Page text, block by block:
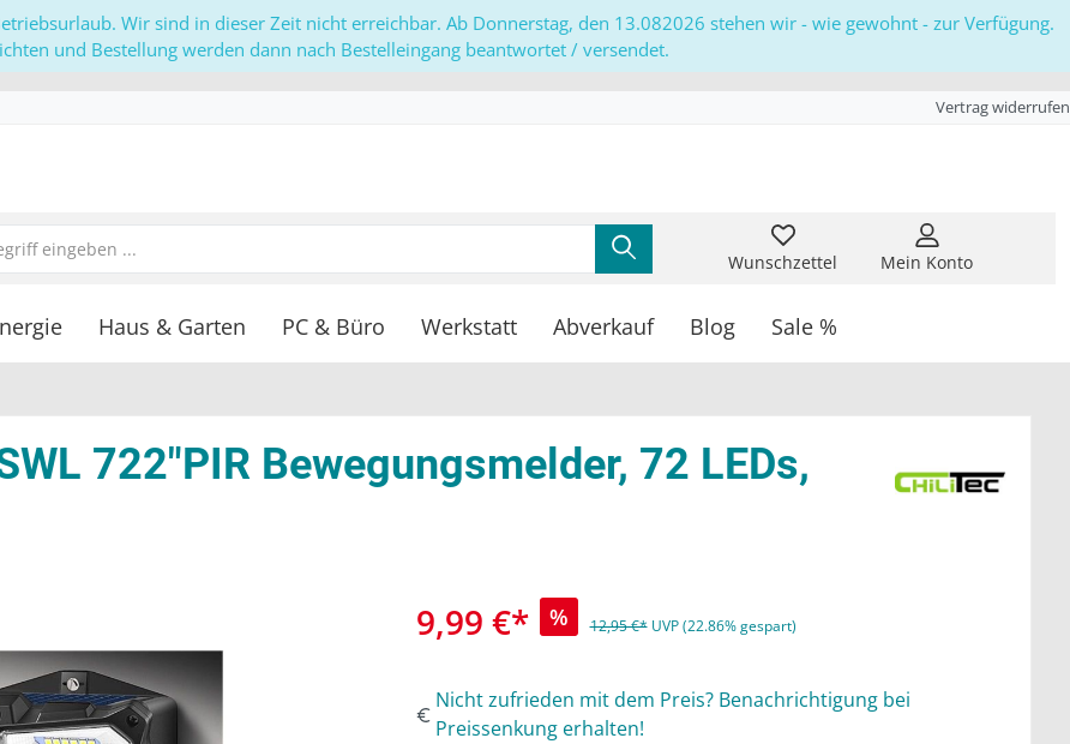
Wir sind in dieser Zeit nicht erreichbar. Ab Donnerstag, den 13.082026 stehen wir - wie gewohnt - zur Verfügung.
und Bestellung werden dann nach Bestelleingang beantwortet / versendet.
Vertrag widerrufen
Wunschzettel Mein Konto
Haus & Garten PC & Büro Werkstatt Abverkauf Blog Sale %
722"PIR Bewegungsmelder, 72 LEDs,
9,99 €* % 12,95 €* UVP (22.86% gespart)
Nicht zufrieden mit dem Preis? Benachrichtigung bei
Preissenkung erhalten!